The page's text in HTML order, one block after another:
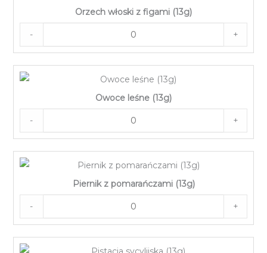
Orzech włoski z figami (13g)
- +
Owoce leśne (13g)
- +
Piernik z pomarańczami (13g)
- +